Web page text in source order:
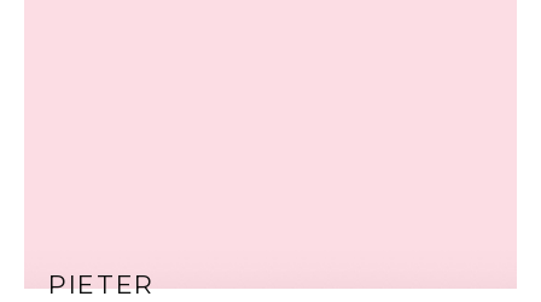
PIETER